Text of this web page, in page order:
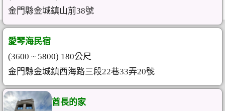
金門縣金城鎮山前38號
愛琴海民宿
(3600 ~ 5800) 180公尺
金門縣金城鎮西海路三段22巷33弄20號
酋長的家